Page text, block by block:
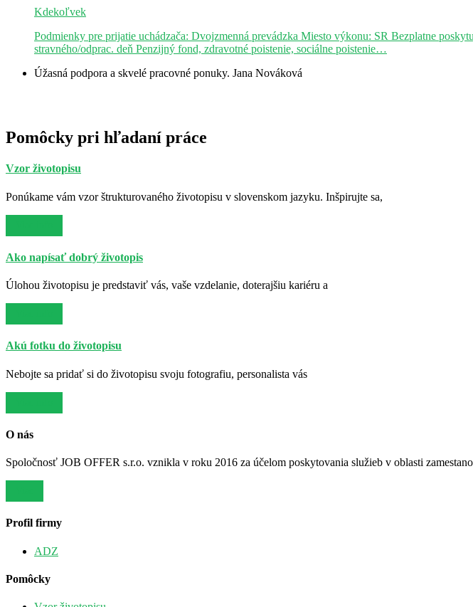
Kdekoľvek
Podmienky pre prijatie uchádzača: Dvojzmenná prevádzka Miesto výkonu: SR Bezplatne
stravného/odprac. deň Penzijný fond, zdravotné poistenie, sociálne poistenie…
Úžasná podpora a skvelé pracovné ponuky. Jana Nováková
Pomôcky pri hľadaní práce
Vzor životopisu
Ponúkame vám vzor štrukturovaného životopisu v slovenskom jazyku. Inšpirujte sa,
Ako napísať dobrý životopis
Úlohou životopisu je predstaviť vás, vaše vzdelanie, doterajšiu kariéru a
Akú fotku do životopisu
Nebojte sa pridať si do životopisu svoju fotografiu, personalista vás
O nás
Spoločnosť JOB OFFER s.r.o. vznikla v roku 2016 za účelom poskytovania služieb v oblasti
Profil firmy
ADZ
Pomôcky